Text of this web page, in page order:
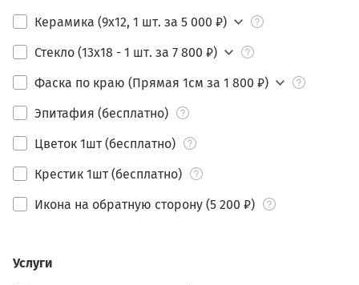
Керамика (9х12, 1 шт. за 5 000 ₽)
Стекло (13х18 - 1 шт. за 7 800 ₽)
Фаска по краю (Прямая 1см за 1 800 ₽)
Эпитафия (бесплатно)
Цветок 1шт (бесплатно)
Крестик 1шт (бесплатно)
Икона на обратную сторону (5 200 ₽)
Услуги